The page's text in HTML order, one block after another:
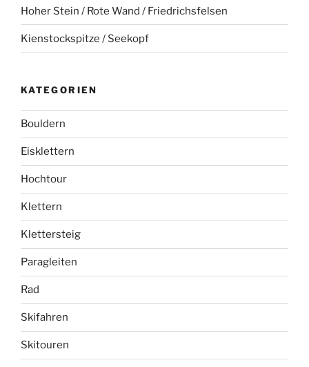
Hoher Stein / Rote Wand / Friedrichsfelsen
Kienstockspitze / Seekopf
KATEGORIEN
Bouldern
Eisklettern
Hochtour
Klettern
Klettersteig
Paragleiten
Rad
Skifahren
Skitouren